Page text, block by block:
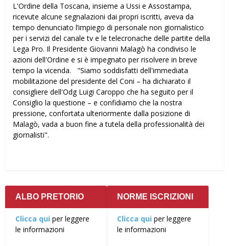
L'Ordine della Toscana, insieme a Ussi e Assostampa,
ricevute alcune segnalazioni dai propri iscritti, aveva da
tempo denunciato l’impiego di personale non giornalistico
per i servizi del canale tv e le telecronache delle partite della
Lega Pro. Il Presidente Giovanni Malagò ha condiviso le
azioni dell'Ordine e si è impegnato per risolvere in breve
tempo la vicenda. "Siamo soddisfatti dell'immediata
mobilitazione del presidente del Coni – ha dichiarato il
consigliere dell'Odg Luigi Caroppo che ha seguito per il
Consiglio la questione – e confidiamo che la nostra
pressione, confortata ulteriormente dalla posizione di
Malagò, vada a buon fine a tutela della professionalità dei
giornalisti".
ALBO PRETORIO
Clicca qui per leggere
le informazioni
NORME ISCRIZIONI
Clicca qui per leggere
le informazioni